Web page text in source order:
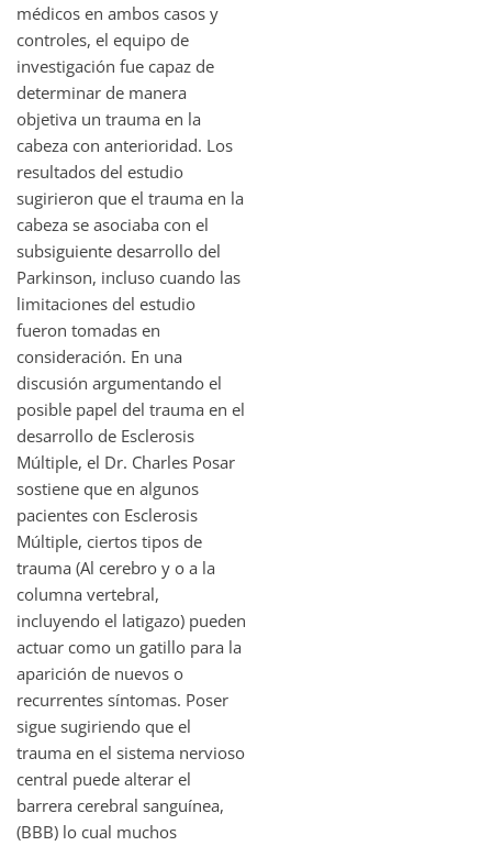
médicos en ambos casos y
controles, el equipo de
investigación fue capaz de
determinar de manera
objetiva un trauma en la
cabeza con anterioridad. Los
resultados del estudio
sugirieron que el trauma en la
cabeza se asociaba con el
subsiguiente desarrollo del
Parkinson, incluso cuando las
limitaciones del estudio
fueron tomadas en
consideración. En una
discusión argumentando el
posible papel del trauma en el
desarrollo de Esclerosis
Múltiple, el Dr. Charles Posar
sostiene que en algunos
pacientes con Esclerosis
Múltiple, ciertos tipos de
trauma (Al cerebro y o a la
columna vertebral,
incluyendo el latigazo) pueden
actuar como un gatillo para la
aparición de nuevos o
recurrentes síntomas. Poser
sigue sugiriendo que el
trauma en el sistema nervioso
central puede alterar el
barrera cerebral sanguínea,
(BBB) lo cual muchos